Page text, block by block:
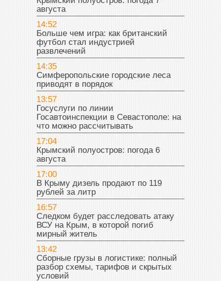
августа
14:52
Больше чем игра: как британский
футбол стал индустрией
развлечений
14:35
Симферопольские городские леса
приводят в порядок
13:57
Госуслуги по линии
Госавтоинспекции в Севастополе: на
что можно рассчитывать
17:04
Крымский полуостров: погода 6
августа
17:00
В Крыму дизель продают по 119
рублей за литр
16:57
Следком будет расследовать атаку
ВСУ на Крым, в которой погиб
мирный житель
13:42
Сборные грузы в логистике: полный
разбор схемы, тарифов и скрытых
условий